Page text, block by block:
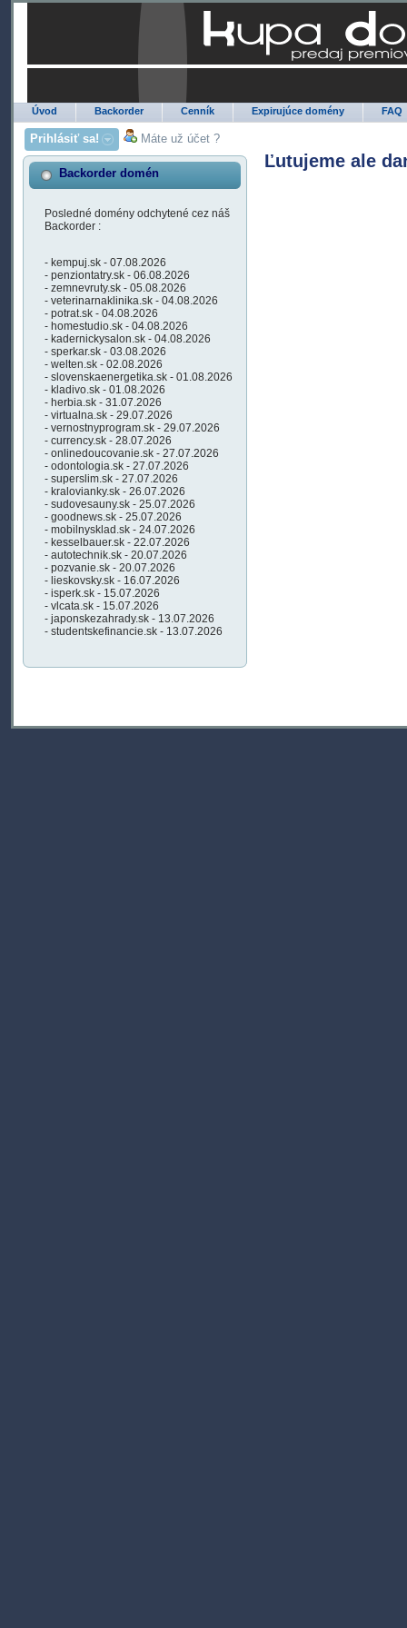
Úvod Backorder Cenník Expirujúce domény FAQ
Prihlásiť sa! Máte už účet ?
Backorder domén
Posledné domény odchytené cez náš
Backorder :
- kempuj.sk - 07.08.2026
- penziontatry.sk - 06.08.2026
- zemnevruty.sk - 05.08.2026
- veterinarnaklinika.sk - 04.08.2026
- potrat.sk - 04.08.2026
- homestudio.sk - 04.08.2026
- kadernickysalon.sk - 04.08.2026
- sperkar.sk - 03.08.2026
- welten.sk - 02.08.2026
- slovenskaenergetika.sk - 01.08.2026
- kladivo.sk - 01.08.2026
- herbia.sk - 31.07.2026
- virtualna.sk - 29.07.2026
- vernostnyprogram.sk - 29.07.2026
- currency.sk - 28.07.2026
- onlinedoucovanie.sk - 27.07.2026
- odontologia.sk - 27.07.2026
- superslim.sk - 27.07.2026
- kralovianky.sk - 26.07.2026
- sudovesauny.sk - 25.07.2026
- goodnews.sk - 25.07.2026
- mobilnysklad.sk - 24.07.2026
- kesselbauer.sk - 22.07.2026
- autotechnik.sk - 20.07.2026
- pozvanie.sk - 20.07.2026
- lieskovsky.sk - 16.07.2026
- isperk.sk - 15.07.2026
- vlcata.sk - 15.07.2026
- japonskezahrady.sk - 13.07.2026
- studentskefinancie.sk - 13.07.2026
Ľutujeme ale